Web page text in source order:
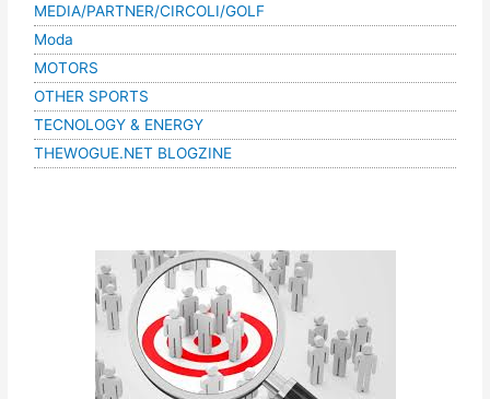
MEDIA/PARTNER/CIRCOLI/GOLF
Moda
MOTORS
OTHER SPORTS
TECNOLOGY & ENERGY
THEWOGUE.NET BLOGZINE